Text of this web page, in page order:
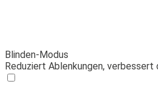
Blinden-Modus
Reduziert Ablenkungen, verbessert